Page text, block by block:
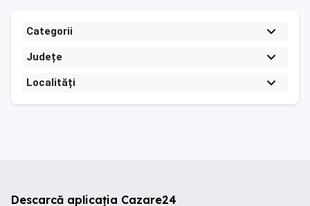
Categorii
Județe
Localități
Descarcă aplicația Cazare24